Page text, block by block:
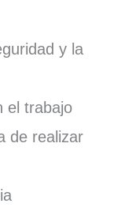
y la
el trabajo
de realizar